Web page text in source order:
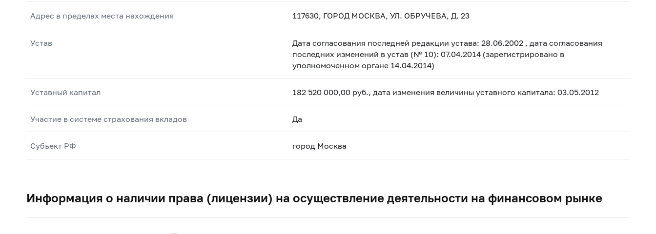
Адрес в пределах места нахождения 117630, ГОРОД МОСКВА, УЛ. ОБРУЧЕВА, Д. 23
Устав
Дата согласования последней редакции устава: 28.06.2002 , дата согласования
последних изменений в устав (№ 10): 07.04.2014 (зарегистрировано в
уполномоченном органе 14.04.2014)
Уставный капитал 182 520 000,00 руб., дата изменения величины уставного капитала: 03.05.2012
Участие в системе страхования вкладов Да
Субъект РФ город Москва
Информация о наличии права (лицензии) на осуществление деятельности на финансовом рынке